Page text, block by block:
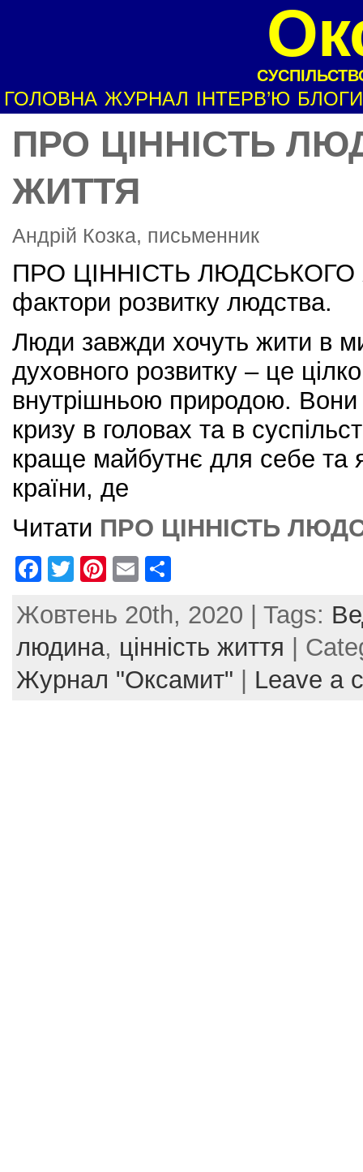
ГОЛОВНА ЖУРНАЛ ІНТЕРВ’Ю БЛОГИ
ПРО ЦІННІСТЬ
ЖИТТЯ
Андрій Козка, письменник
ПРО ЦІННІСТЬ ЛЮДСЬКОГО
фактори розвитку людства.
Люди завжди хочуть жити в
духовного розвитку – це
внутрішньою природою. Вони
кризу в головах та в
краще майбутнє для себе та
країни, де
Читати ПРО ЦІННІСТЬ
F
c
e
b
o
T
itt
er
Pi
er
e
st
E
ai
l
ar
e
Жовтень 20th, 2020 | Tags:
людина, цінність життя |
Журнал "Оксамит" | Leave a